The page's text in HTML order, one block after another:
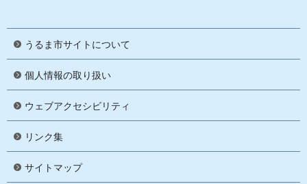
うるま市サイトについて
個人情報の取り扱い
ウェブアクセシビリティ
リンク集
サイトマップ